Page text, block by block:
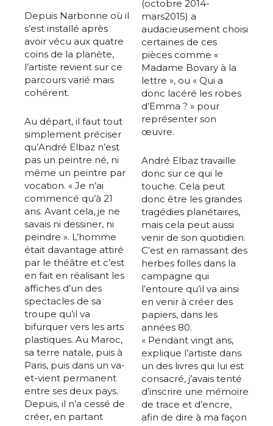
Depuis Narbonne où il
s’est installé après
avoir vécu aux quatre
coins de la planète,
l’artiste revient sur ce
parcours varié mais
cohérent.
Au départ, il faut tout
simplement préciser
qu’André Elbaz n’est
pas un peintre né, ni
même un peintre par
vocation. « Je n’ai
commencé qu’à 21
ans. Avant cela, je ne
savais ni dessiner, ni
peindre ». L’homme
était davantage attiré
par le théâtre et c’est
en fait en réalisant les
affiches d’un des
spectacles de sa
troupe qu’il va
bifurquer vers les arts
plastiques. Au Maroc,
sa terre natale, puis à
Paris, puis dans un va-
et-vient permanent
entre ses deux pays.
Depuis, il n’a cessé de
créer, en partant
(octobre 2014-
mars2015) a
audacieusement choisi
certaines de ces
pièces comme «
Madame Bovary à la
lettre », ou « Qui a
donc lacéré les robes
d’Emma ? » pour
représenter son
œuvre.
André Elbaz travaille
donc sur ce qui le
touche. Cela peut
donc être les grandes
tragédies planétaires,
mais cela peut aussi
venir de son quotidien.
C’est en ramassant des
herbes folles dans la
campagne qui
l’entoure qu’il va ainsi
en venir à créer des
papiers, dans les
années 80.
« Pendant vingt ans,
explique l’artiste dans
un des livres qui lui est
consacré, j’avais tenté
d’inscrire une mémoire
de trace et d’encre,
afin de dire à ma façon